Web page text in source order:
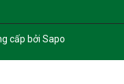
cấp bởi Sapo